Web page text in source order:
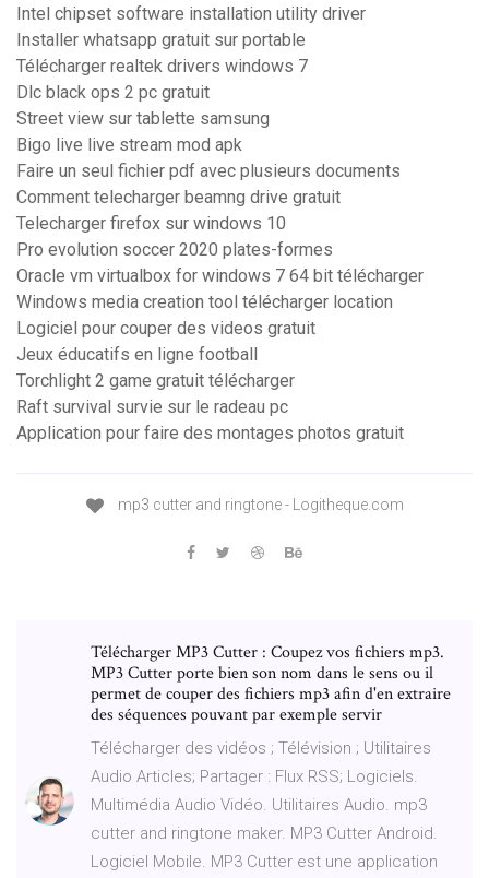
Intel chipset software installation utility driver
Installer whatsapp gratuit sur portable
Télécharger realtek drivers windows 7
Dlc black ops 2 pc gratuit
Street view sur tablette samsung
Bigo live live stream mod apk
Faire un seul fichier pdf avec plusieurs documents
Comment telecharger beamng drive gratuit
Telecharger firefox sur windows 10
Pro evolution soccer 2020 plates-formes
Oracle vm virtualbox for windows 7 64 bit télécharger
Windows media creation tool télécharger location
Logiciel pour couper des videos gratuit
Jeux éducatifs en ligne football
Torchlight 2 game gratuit télécharger
Raft survival survie sur le radeau pc
Application pour faire des montages photos gratuit
mp3 cutter and ringtone - Logitheque.com
Télécharger MP3 Cutter : Coupez vos fichiers mp3.
MP3 Cutter porte bien son nom dans le sens ou il
permet de couper des fichiers mp3 afin d'en extraire
des séquences pouvant par exemple servir
Télécharger des vidéos ; Télévision ; Utilitaires
Audio Articles; Partager : Flux RSS; Logiciels.
Multimédia Audio Vidéo. Utilitaires Audio. mp3
cutter and ringtone maker. MP3 Cutter Android.
Logiciel Mobile. MP3 Cutter est une application